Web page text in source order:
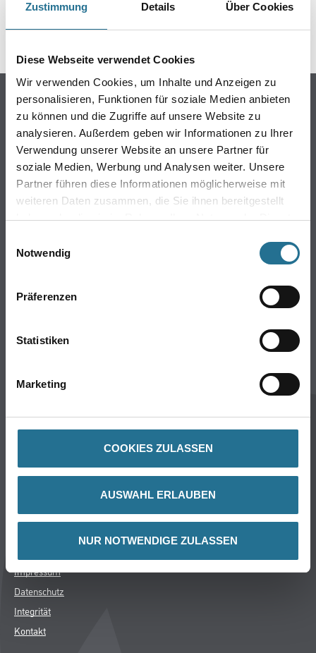
Zustimmung Details Über Cookies
Diese Webseite verwendet Cookies
Wir verwenden Cookies, um Inhalte und Anzeigen zu
personalisieren, Funktionen für soziale Medien anbieten
zu können und die Zugriffe auf unsere Website zu
analysieren. Außerdem geben wir Informationen zu Ihrer
Verwendung unserer Website an unsere Partner für
soziale Medien, Werbung und Analysen weiter. Unsere
Partner führen diese Informationen möglicherweise mit
weiteren Daten zusammen, die Sie ihnen bereitgestellt
haben oder die sie im Rahmen Ihrer Nutzung der Dienste
Notwendig
Präferenzen
Statistiken
Marketing
COOKIES ZULASSEN
AUSWAHL ERLAUBEN
NUR NOTWENDIGE ZULASSEN
ZURÜCK ZUM ONLINE-SHOP
Online-Shop
Farbe
WDV-Systeme
Trockenbau
Putze- und Spachtelmassen
Bodenbeläge
Wand- & Deckenbeläge
Verbrauchsmaterialien
Über uns
Aktuelles
Karriere
AGB
Impressum
Datenschutz
Integrität
Kontakt